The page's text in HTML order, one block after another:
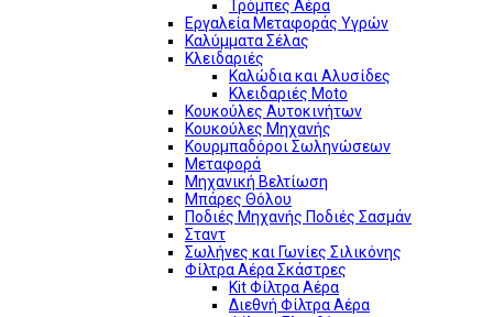
Τρόμπες Αέρα
Εργαλεία Μεταφοράς Υγρών
Καλύμματα Σέλας
Κλειδαριές
Καλώδια και Αλυσίδες
Κλειδαριές Moto
Κουκούλες Αυτοκινήτων
Κουκούλες Μηχανής
Κουρμπαδόροι Σωληνώσεων
Μεταφορά
Μηχανική Βελτίωση
Μπάρες Θόλου
Ποδιές Μηχανής Ποδιές Σασμάν
Σταντ
Σωλήνες και Γωνίες Σιλικόνης
Φίλτρα Αέρα Σκάστρες
Kit Φίλτρα Αέρα
Διεθνή Φίλτρα Αέρα